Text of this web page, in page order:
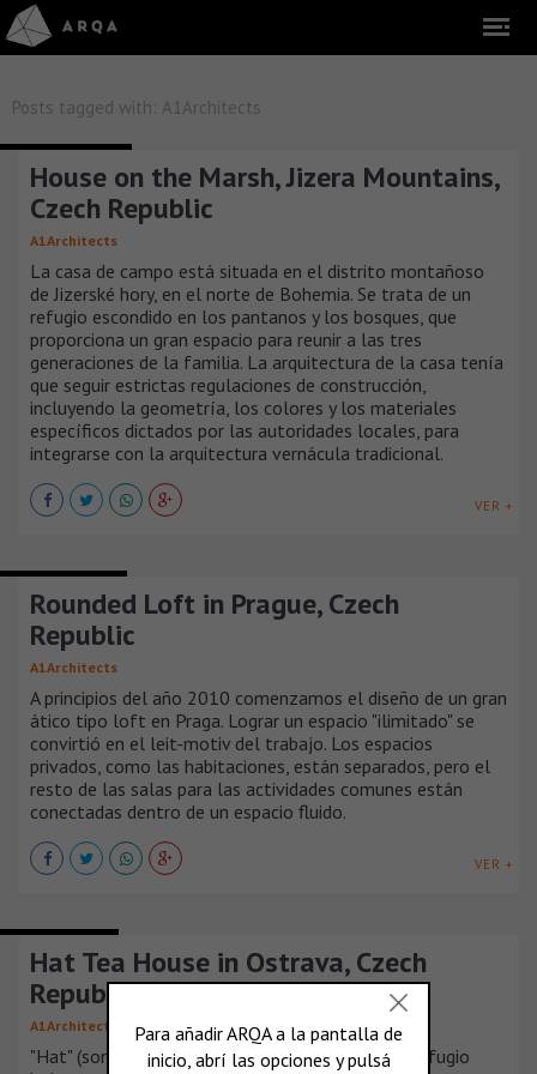
Posts tagged with: A1Architects
House on the Marsh, Jizera Mountains,
Czech Republic
A1Architects
La casa de campo está situada en el distrito montañoso
de Jizerské hory, en el norte de Bohemia. Se trata de un
refugio escondido en los pantanos y los bosques, que
proporciona un gran espacio para reunir a las tres
generaciones de la familia. La arquitectura de la casa tenía
que seguir estrictas regulaciones de construcción,
incluyendo la geometría, los colores y los materiales
específicos dictados por las autoridades locales, para
integrarse con la arquitectura vernácula tradicional.
VER +
Rounded Loft in Prague, Czech
Republic
A1Architects
A principios del año 2010 comenzamos el diseño de un gran
ático tipo loft en Praga. Lograr un espacio "ilimitado" se
convirtió en el leit-motiv del trabajo. Los espacios
privados, como las habitaciones, están separados, pero el
resto de las salas para las actividades comunes están
conectadas dentro de un espacio fluido.
VER +
Hat Tea House in Ostrava, Czech
Republic
A1Architects
"Hat" (sombrero) es una casa de té, un pequeño refugio